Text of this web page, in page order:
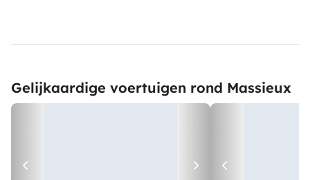
Gelijkaardige voertuigen rond Massieux